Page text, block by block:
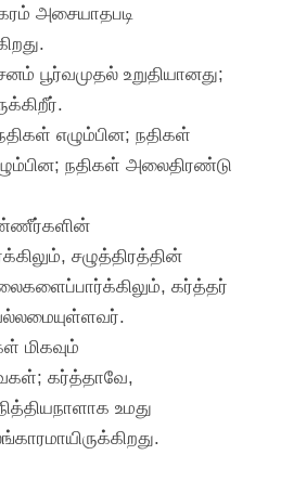
அசையாதபடி
பூர்வமுதல் உறுதியானது;
எழும்பின; நதிகள்
நதிகள் அலைதிரண்டு
சழுத்திரத்தின்
கர்த்தர்
மிகவும்
கர்த்தாவே,
உமது